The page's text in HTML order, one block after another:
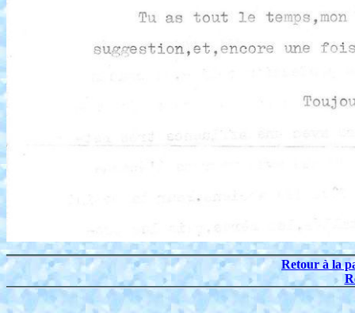
Retour à la